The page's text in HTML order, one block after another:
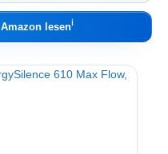
lesenℹ︎